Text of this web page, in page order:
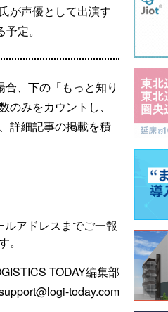
が声優として出演す
定。
、下の「もっと知り
みをカウントし、
詳細記事の掲載を積
アドレスまでご一報
TODAY編集部
today.com